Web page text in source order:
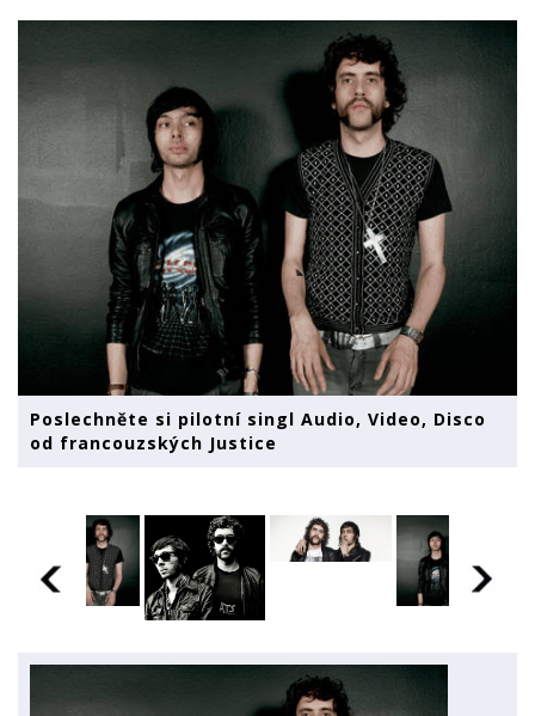
Poslechněte si pilotní singl Audio, Video, Disco
od francouzských Justice